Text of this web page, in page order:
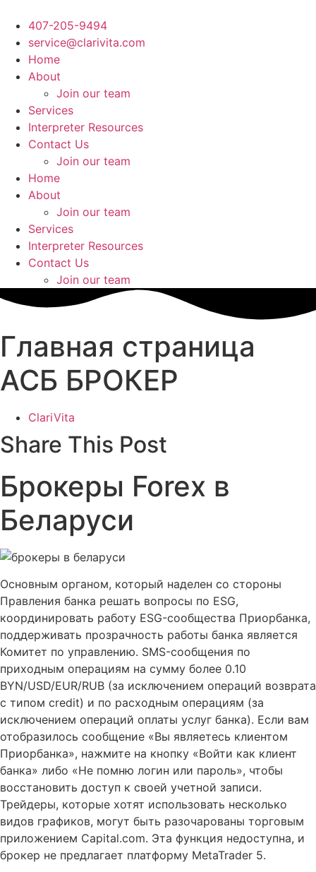
contenido
407-205-9494
service@clarivita.com
Home
About
Join our team​
Services
Interpreter Resources
Contact Us
Join our team​
Home
About
Join our team​
Services
Interpreter Resources
Contact Us
Join our team​
Главная страница
АСБ БРОКЕР
ClariVita
Share This Post
Брокеры Forex в
Беларуси
Основным органом, который наделен со стороны
Правления банка решать вопросы по ESG,
координировать работу ESG-сообщества Приорбанка,
поддерживать прозрачность работы банка является
Комитет по управлению. SMS-сообщения по
приходным операциям на сумму более 0.10
BYN/USD/EUR/RUB (за исключением операций возврата
с типом credit) и по расходным операциям (за
исключением операций оплаты услуг банка). Если вам
отобразилось сообщение «Вы являетесь клиентом
Приорбанка», нажмите на кнопку «Войти как клиент
банка» либо «Не помню логин или пароль», чтобы
восстановить доступ к своей учетной записи.
Трейдеры, которые хотят использовать несколько
видов графиков, могут быть разочарованы торговым
приложением Capital.com. Эта функция недоступна, и
брокер не предлагает платформу MetaTrader 5.